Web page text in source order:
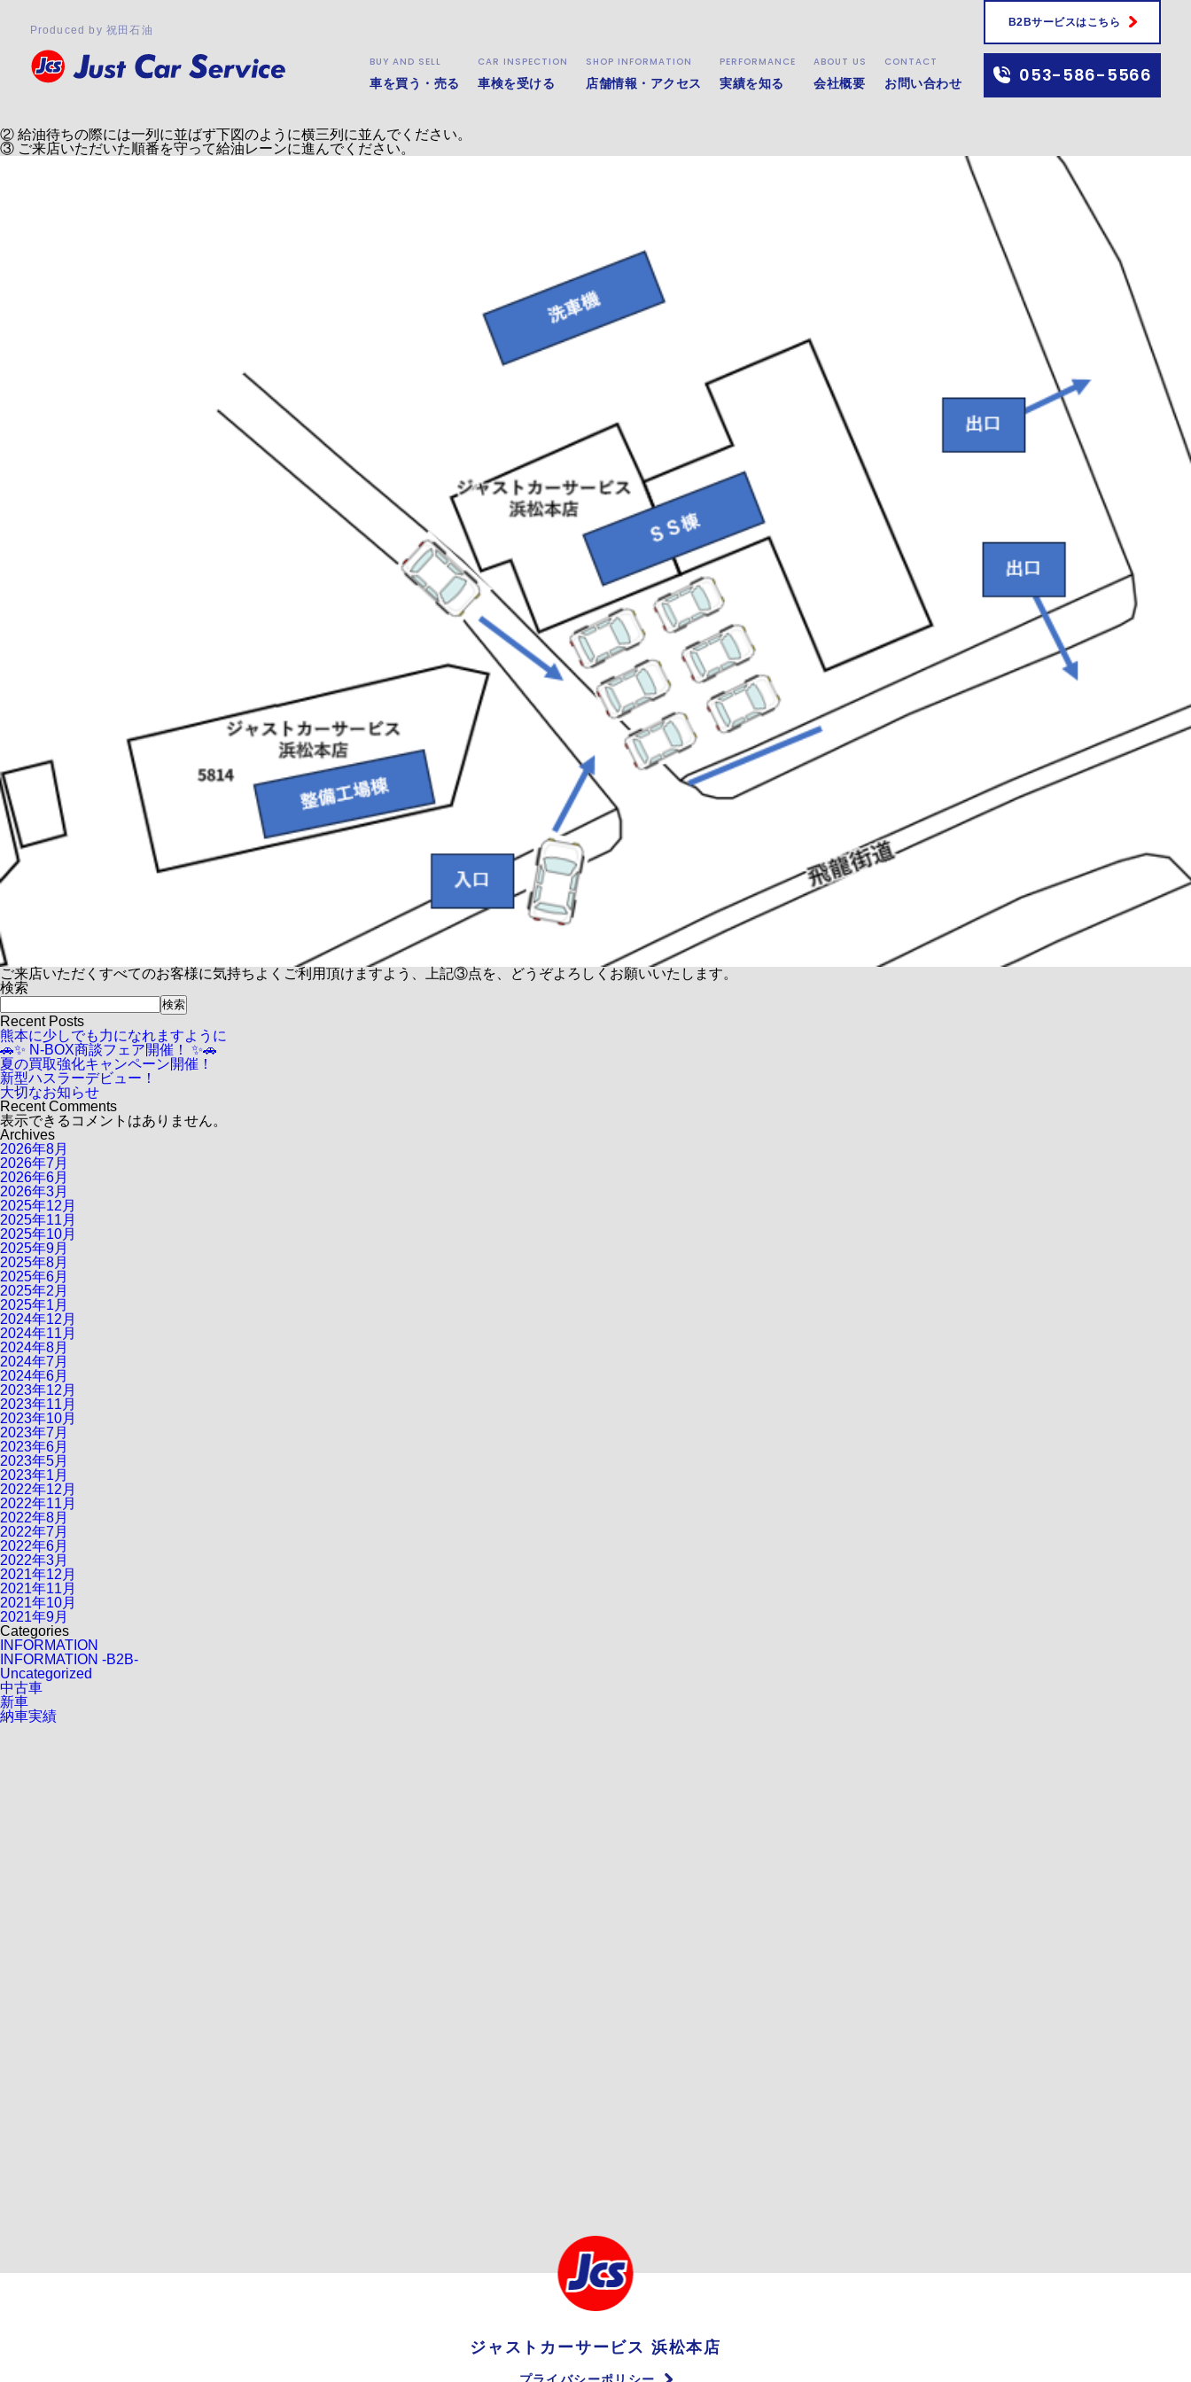
Produced by 祝田石油
BUY AND SELL
車を買う・売る
CAR INSPECTION
車検を受ける
SHOP INFORMATION
店舗情報・アクセス
PERFORMANCE
実績を知る
ABOUT US
会社概要
CONTACT
お問い合わせ
B2Bサービスはこちら
053-586-5566
給油来店時のお願い
いつも当店をご利用いただきありがとうございます。
また、多くの皆様のご来店、誠にありがとうございます。
最近、以前よりも多くのお客様にご来店いただけており、店頭の混雑によりご迷惑をおかけしております。
② 給油待ちの際には一列に並ばず下図のように横三列 に並んでください。
③ ご来店いただいた順番を守って給油レーンに進んでください。
ご来店いただくすべてのお客様に気持ちよくご利用頂けますよう、上記③点を、どうぞよろしくお願いいたします。
検索
検索
Recent Posts
熊本に少しでも力になれますように
🚗✨ N-BOX商談フェア開催！ ✨🚗
夏の買取強化キャンペーン開催！
新型ハスラーデビュー！
大切なお知らせ
Recent Comments
表示できるコメントはありません。
Archives
2026年8月
2026年7月
2026年6月
2026年3月
2025年12月
2025年11月
2025年10月
2025年9月
2025年8月
2025年6月
2025年2月
2025年1月
2024年12月
2024年11月
2024年8月
2024年7月
2024年6月
2023年12月
2023年11月
2023年10月
2023年7月
2023年6月
2023年5月
2023年1月
2022年12月
2022年11月
2022年8月
2022年7月
2022年6月
2022年3月
2021年12月
2021年11月
2021年10月
2021年9月
Categories
INFORMATION
INFORMATION -B2B-
Uncategorized
中古車
新車
納車実績
ジャストカーサービス 浜松本店